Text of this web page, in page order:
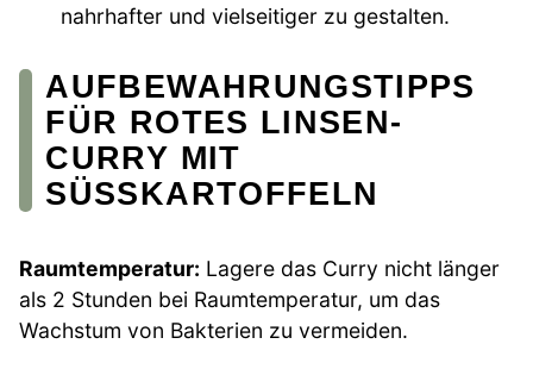
nahrhafter und vielseitiger zu gestalten.
AUFBEWAHRUNGSTIPPS
FÜR ROTES LINSEN-
CURRY MIT
SÜSSKARTOFFELN
Raumtemperatur: Lagere das Curry nicht länger
als 2 Stunden bei Raumtemperatur, um das
Wachstum von Bakterien zu vermeiden.